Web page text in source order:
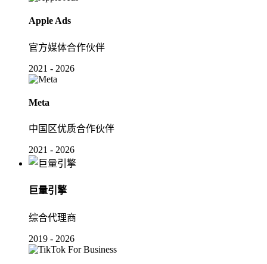
Apple Ads
官方媒体合作伙伴
2021 - 2026
Meta
中国区优质合作伙伴
2021 - 2026
巨量引擎
综合代理商
2019 - 2026